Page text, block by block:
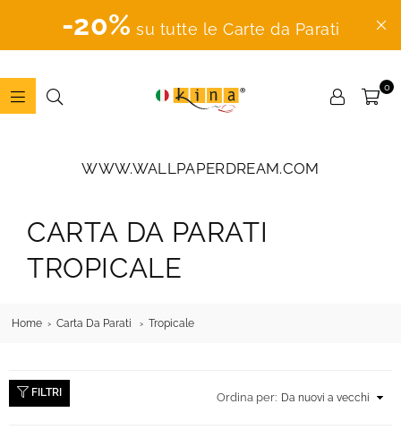
-20% su tutte le Carte da Parati
0
WWW.WALLPAPERDREAM.COM
CARTA DA PARATI
TROPICALE
Home Carta Da Parati Tropicale
FILTRI Ordina per: